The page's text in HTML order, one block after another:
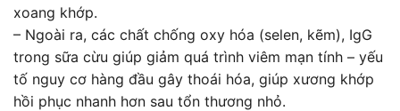
xoang khớp.
– Ngoài ra, các chất chống oxy hóa (selen, kẽm), IgG
trong sữa cừu giúp giảm quá trình viêm mạn tính – yếu
tố nguy cơ hàng đầu gây thoái hóa, giúp xương khớp
hồi phục nhanh hơn sau tổn thương nhỏ.